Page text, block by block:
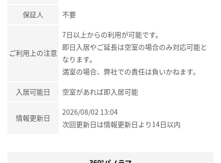
保証人 不要
ご利用上の注意
7日以上からの利用が可能です。
即日入居やご延長は空室の場合のみ対応可能と
なります。
満室の場合、弊社での責任は負いかねます。
入居可能日 空室があれば即入居可能
情報更新日
2026/08/02 13:04
次回更新日は情報更新日より14日以内